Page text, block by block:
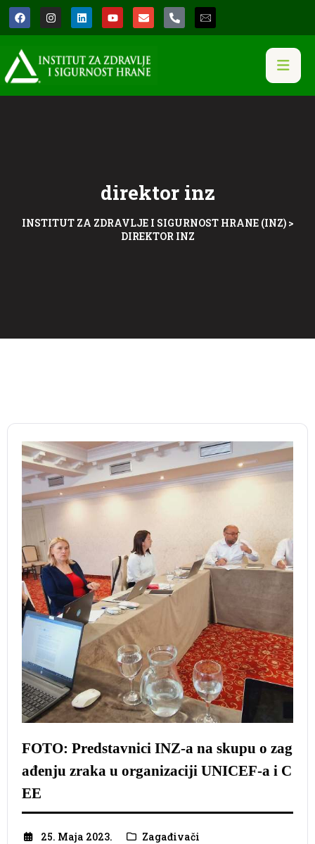
direktor inz
INSTITUT ZA ZDRAVLJE I SIGURNOST HRANE (INZ)>
DIREKTOR INZ
FOTO: Predstavnici INZ-a na skupu o zag
ađenju zraka u organizaciji UNICEF-a i C
EE
25. Maja 2023. Zagađivači